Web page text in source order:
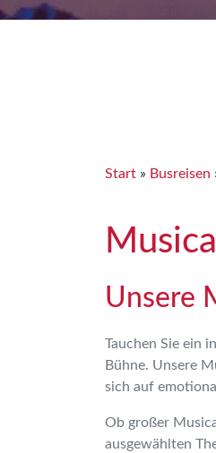
Start » Busreisen
Unsere
Tauchen Sie ein
Bühne. Unsere
sich auf
Ob großer
ausgewählten